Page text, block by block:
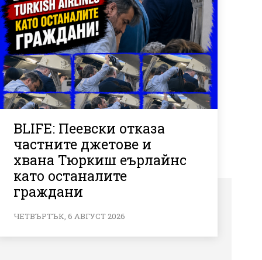
BLIFE: Пеевски отказа
частните джетове и
хвана Тюркиш еърлайнс
като останалите
граждани
ЧЕТВЪРТЪК, 6 АВГУСТ 2026